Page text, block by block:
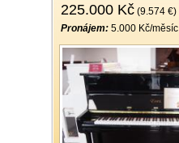
225.000 Kč (9.574 €)
Pronájem: 5.000 Kč/měsíc